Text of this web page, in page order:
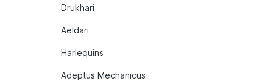
Drukhari
Aeldari
Harlequins
Adeptus Mechanicus